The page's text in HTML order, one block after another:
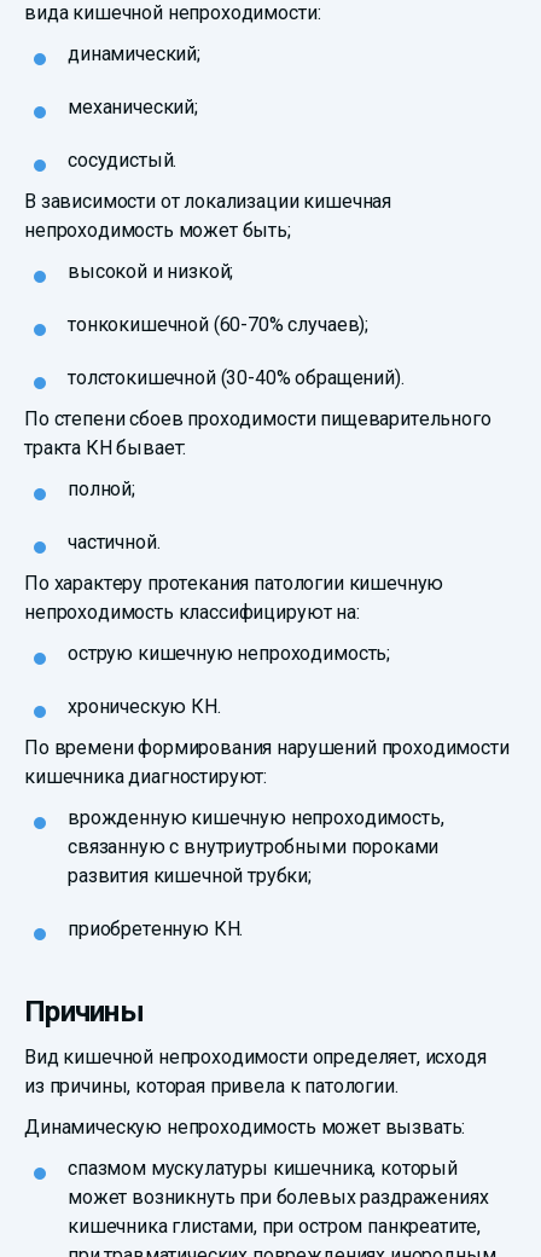
вида кишечной непроходимости:
динамический;
механический;
сосудистый.
В зависимости от локализации кишечная
непроходимость может быть;
высокой и низкой;
тонкокишечной (60-70% случаев);
толстокишечной (30-40% обращений).
По степени сбоев проходимости пищеварительного
тракта КН бывает:
полной;
частичной.
По характеру протекания патологии кишечную
непроходимость классифицируют на:
острую кишечную непроходимость;
хроническую КН.
По времени формирования нарушений проходимости
кишечника диагностируют:
врожденную кишечную непроходимость,
связанную с внутриутробными пороками
развития кишечной трубки;
приобретенную КН.
Причины
Вид кишечной непроходимости определяет, исходя
из причины, которая привела к патологии.
Динамическую непроходимость может вызвать:
спазмом мускулатуры кишечника, который
может возникнуть при болевых раздражениях
кишечника глистами, при остром панкреатите,